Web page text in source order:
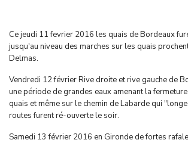
Ce jeudi 11 fevrier 2016 les quais de Bordeaux
jusqu'au niveau des marches sur les quais
Delmas.
Vendredi 12 février Rive droite et rive gauche de
une période de grandes eaux amenant la
quais et même sur le chemin de Labarde qui
routes furent ré-ouverte le soir.
Samedi 13 février 2016 en Gironde de fortes